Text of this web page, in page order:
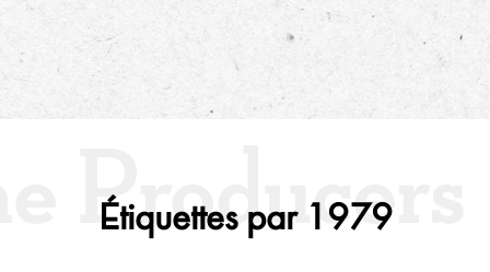
Étiquettes par 1979